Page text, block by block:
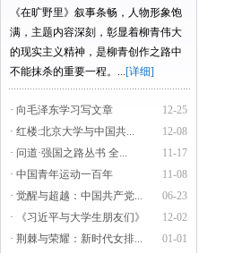
《在旷野里》叙事条畅，人物形象饱
满，主题内容深刻，彰显着柳青伟大
的现实主义精神，是柳青创作之路中
不能抹杀的重要一程。...[详细]
12-25
· 向毛泽东学习写文章
12-08
· 红楼:北京大学与中国共...
11-17
· 问道·强国之路丛书 全...
11-08
· 中国青年运动一百年
06-23
· 觉醒与超越：中国共产党...
12-02
· 《习近平与大学生朋友们》
01-01
· 荆棘与荣耀：新时代女排...